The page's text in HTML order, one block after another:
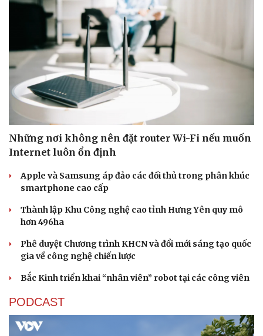
Những nơi không nên đặt router Wi-Fi nếu muốn
Internet luôn ổn định
Apple và Samsung áp đảo các đối thủ trong phân khúc
smartphone cao cấp
Thành lập Khu Công nghệ cao tỉnh Hưng Yên quy mô
hơn 496ha
Phê duyệt Chương trình KHCN và đổi mới sáng tạo quốc
gia về công nghệ chiến lược
Bắc Kinh triển khai “nhân viên” robot tại các công viên
PODCAST